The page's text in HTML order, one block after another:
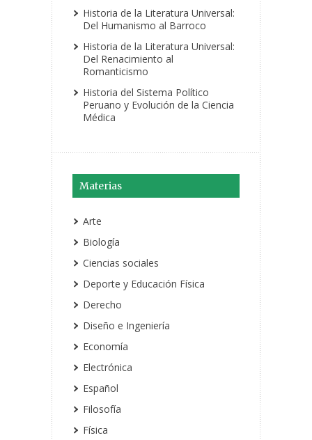
Historia de la Literatura Universal:
Del Humanismo al Barroco
Historia de la Literatura Universal:
Del Renacimiento al
Romanticismo
Historia del Sistema Político
Peruano y Evolución de la Ciencia
Médica
Materias
Arte
Biología
Ciencias sociales
Deporte y Educación Física
Derecho
Diseño e Ingeniería
Economía
Electrónica
Español
Filosofía
Física